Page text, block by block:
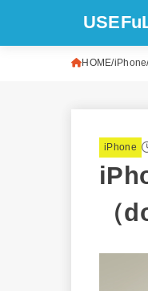
HOME iPhone
iPhone
（